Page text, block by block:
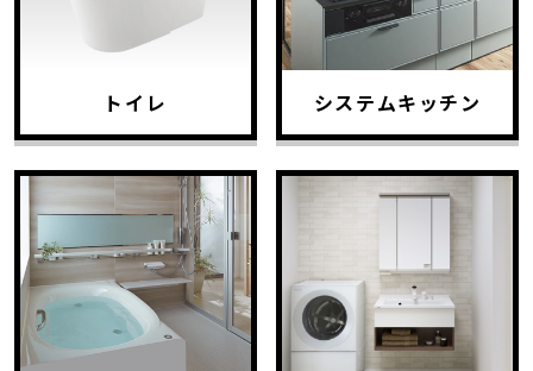
トイレ システムキッチン